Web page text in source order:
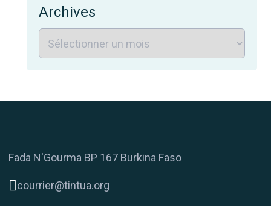
Archives
Fada N'Gourma BP 167 Burkina Faso
courrier@tintua.org